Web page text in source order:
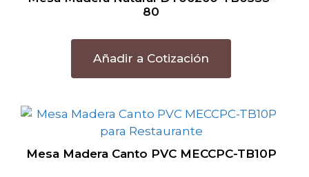
80
Añadir a Cotización
Mesa Madera Canto PVC MECCPC-TB10P